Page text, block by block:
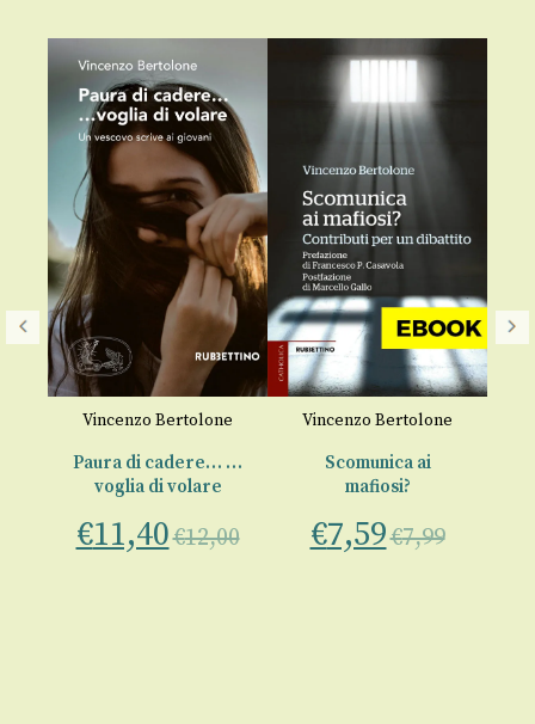
Vincenzo Bertolone
Paura di cadere… …
voglia di volare
€11,40€12,00
Vincenzo Bertolone
Scomunica ai
mafiosi?
€7,59€7,99